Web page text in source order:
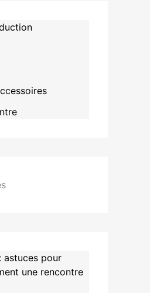
astuces pour
une rencontre